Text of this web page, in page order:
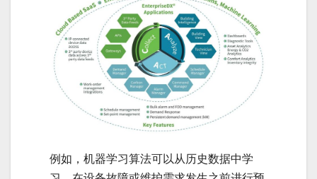
例如，机器学习算法可以从历史数据中学